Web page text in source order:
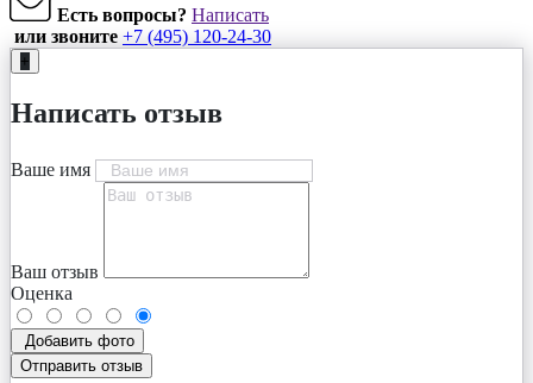
Есть вопросы? Написать
или звоните +7 (495) 120-24-30
+
Написать отзыв
Ваше имя
Ваш отзыв
Оценка
Добавить фото
Отправить отзыв